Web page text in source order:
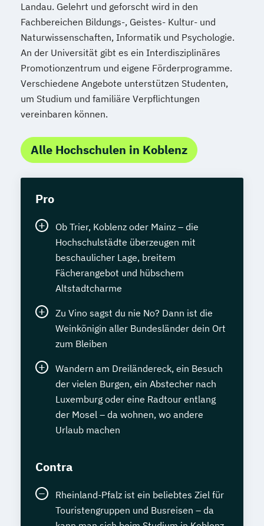
Landau. Gelehrt und geforscht wird in den
Fachbereichen Bildungs-, Geistes- Kultur- und
Naturwissenschaften, Informatik und Psychologie.
An der Universität gibt es ein Interdisziplinäres
Promotionzentrum und eigene Förderprogramme.
Verschiedene Angebote unterstützen Studenten,
um Studium und familiäre Verpflichtungen
vereinbaren können.
Alle Hochschulen in Koblenz
Pro
Ob Trier, Koblenz oder Mainz – die
Hochschulstädte überzeugen mit
beschaulicher Lage, breitem
Fächerangebot und hübschem
Altstadtcharme
Zu Vino sagst du nie No? Dann ist die
Weinkönigin aller Bundesländer dein Ort
zum Bleiben
Wandern am Dreiländereck, ein Besuch
der vielen Burgen, ein Abstecher nach
Luxemburg oder eine Radtour entlang
der Mosel – da wohnen, wo andere
Urlaub machen
Contra
Rheinland-Pfalz ist ein beliebtes Ziel für
Touristengruppen und Busreisen – da